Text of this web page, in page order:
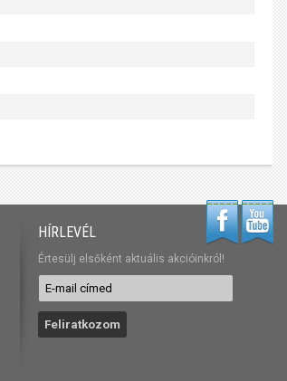
HÍRLEVÉL
Értesülj elsőként aktuális akcióinkról!